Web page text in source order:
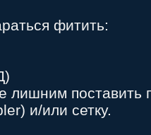
фитить:
лишним поставить
и/или сетку.